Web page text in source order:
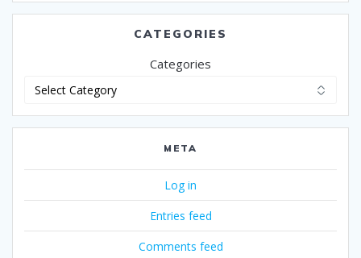
CATEGORIES
Categories
META
Log in
Entries feed
Comments feed